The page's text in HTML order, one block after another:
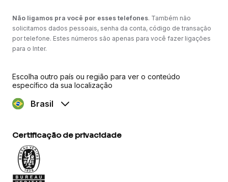
Não ligamos pra você por esses telefones. Também não
solicitamos dados pessoais, senha da conta, código de transação
por telefone. Estes números são apenas para você fazer ligações
para o Inter.
Escolha outro país ou região para ver o conteúdo
específico da sua localização
Brasil
Certificação de privacidade